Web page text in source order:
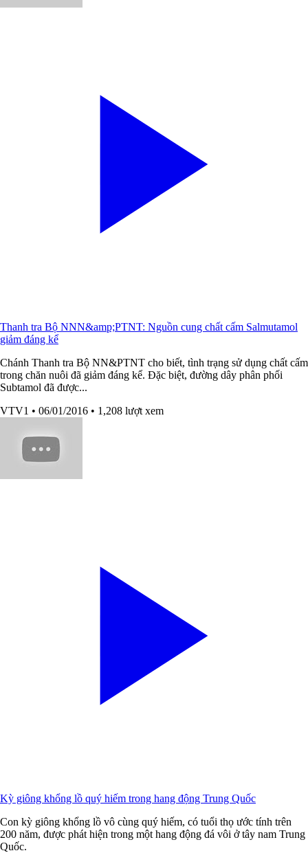
Thanh tra Bộ NNN&amp;PTNT: Nguồn cung chất cấm Salmutamol
giảm đáng kể
Chánh Thanh tra Bộ NN&PTNT cho biết, tình trạng sử dụng chất cấm
trong chăn nuôi đã giảm đáng kể. Đặc biệt, đường dây phân phối
Subtamol đã được...
VTV1 • 06/01/2016 • 1,208 lượt xem
Kỳ giông khổng lồ quý hiếm trong hang động Trung Quốc
Con kỳ giông khổng lồ vô cùng quý hiếm, có tuổi thọ ước tính trên
200 năm, được phát hiện trong một hang động đá vôi ở tây nam Trung
Quốc.